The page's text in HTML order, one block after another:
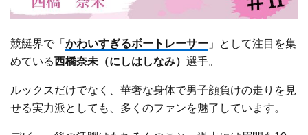
競艇界で「かわいすぎるボートレーサー 」として注目を集
めている西橋奈未（にしはしなみ）選手。
ルックスだけでなく、華奢な身体で男子顔負けの走りを見
せる実力派としても、多くのファンを魅了しています。